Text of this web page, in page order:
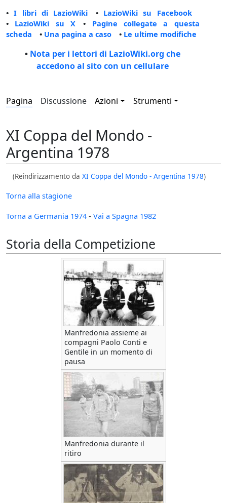
•I libri di LazioWiki • LazioWiki su Facebook
• LazioWiki su X • Pagine collegate a questa
scheda • Una pagina a caso • Le ultime modifiche
• Nota per i lettori di LazioWiki.org che
accedono al sito con un cellulare
Pagina Discussione Azioni Strumenti
XI Coppa del Mondo -
Argentina 1978
(Reindirizzamento daXI Coppa del Mondo - Argentina 1978)
Torna alla stagione
Torna a Germania 1974 - Vai a Spagna 1982
Storia della Competizione
Manfredonia assieme ai
compagni Paolo Conti e
Gentile in un momento di
pausa
Manfredonia durante il
ritiro